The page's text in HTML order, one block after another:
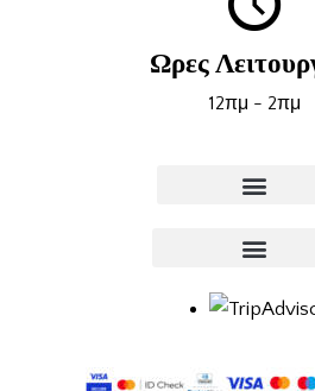
Ωρες
12πμ - 2πμ